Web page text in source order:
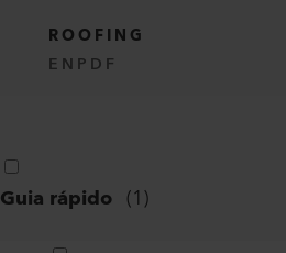
ROOFING
EN PDF
Guia rápido (1)